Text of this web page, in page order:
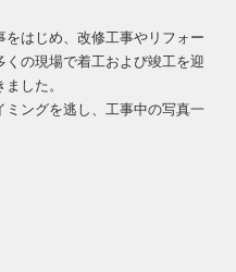
をはじめ、改修工事やリフォー
くの現場で着工および竣工を迎
した。
ミングを逃し、工事中の写真一